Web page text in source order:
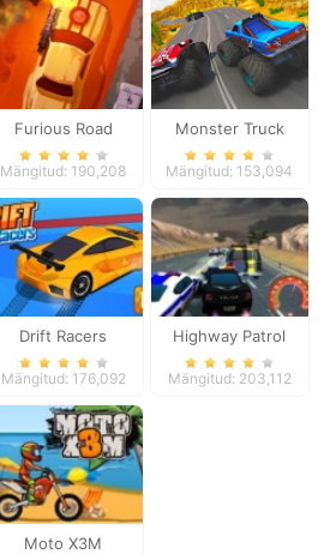
Furious Road
Mängitud: 190,208
Monster Truck
Extreme Racing
Mängitud: 153,094
Drift Racers
Mängitud: 176,092
Highway Patrol
Showdown
Mängitud: 203,112
Moto X3M